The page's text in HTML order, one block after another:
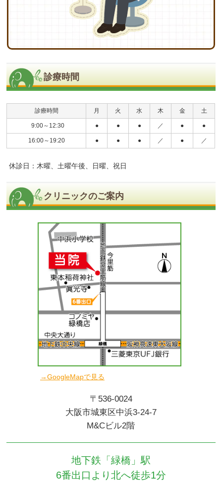
診療時間
診療時間 月 火 水 木 金 土
9:00～12:30 ● ● ● ／ ● ●
16:00～19:20 ● ● ● ／ ● ／
休診日：木曜、土曜午後、日曜、祝日
クリニックのご案内
→GoogleMapで見る
〒536-0024
大阪市城東区中浜3-24-7
M&Cビル2階
地下鉄「緑橋」駅
6番出口より北へ徒歩1分